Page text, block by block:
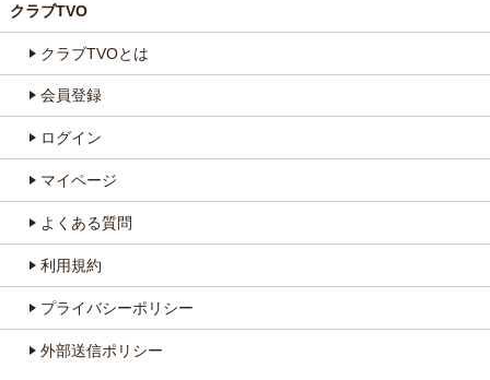
クラブTVO
クラブTVOとは
会員登録
ログイン
マイページ
よくある質問
利用規約
プライバシーポリシー
外部送信ポリシー